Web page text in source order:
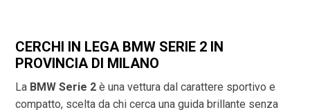
CERCHI IN LEGA BMW SERIE 2 IN
PROVINCIA DI MILANO
La BMW Serie 2 è una vettura dal carattere sportivo e
compatto, scelta da chi cerca una guida brillante senza